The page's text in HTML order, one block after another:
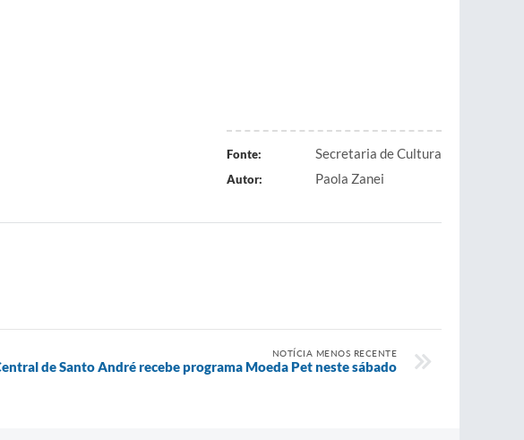
Fonte: Secretaria de Cultura
Autor: Paola Zanei
NOTÍCIA MENOS RECENTE
de Santo André recebe programa Moeda Pet neste sábado